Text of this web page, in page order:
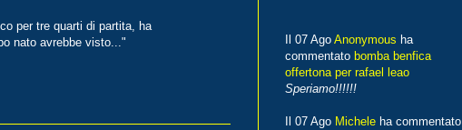
per tre quarti di partita, ha
nato avrebbe visto..."
Il 07 Ago Anonymous ha
commentato bomba benfica
offertona per rafael leao
Speriamo!!!!!!
Il 07 Ago Michele ha commentato